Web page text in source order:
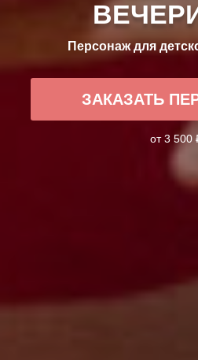
Персонаж для
ЗАКАЗАТЬ
от 3 500